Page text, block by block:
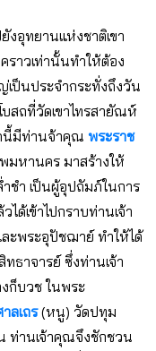
งอุทยานแห่งชาติเขา
าวเท่านั้นทำให้ต้อง
เป็นประจำกระทั่งถึงวัน
สถที่วัดเขาไทรสายัณห์
นี้มีท่านจ้าคุณ พระราช
มหานคร มาสร้างให้
ชำ เป็นผู้อุปถัมภ์ในการ
ด้เข้าไปกราบท่านเจ้า
ะพระอุปัชฌาย์ ทำให้ได้
ธาจารย์ ซึ่งท่านเจ้า
ก็บวช ในพระ
ลเถร(หนู) วัดปทุม
ท่านเจ้าคุณจึงชักชวน